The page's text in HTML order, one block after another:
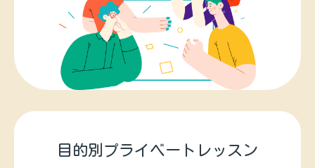
目的別 プライベートレッスン